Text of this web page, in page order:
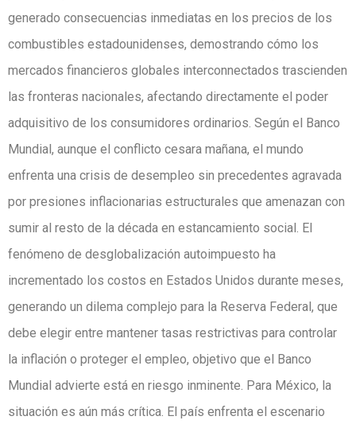
generado consecuencias inmediatas en los precios de los
combustibles estadounidenses, demostrando cómo los
mercados financieros globales interconnectados trascienden
las fronteras nacionales, afectando directamente el poder
adquisitivo de los consumidores ordinarios. Según el Banco
Mundial, aunque el conflicto cesara mañana, el mundo
enfrenta una crisis de desempleo sin precedentes agravada
por presiones inflacionarias estructurales que amenazan con
sumir al resto de la década en estancamiento social. El
fenómeno de desglobalización autoimpuesto ha
incrementado los costos en Estados Unidos durante meses,
generando un dilema complejo para la Reserva Federal, que
debe elegir entre mantener tasas restrictivas para controlar
la inflación o proteger el empleo, objetivo que el Banco
Mundial advierte está en riesgo inminente. Para México, la
situación es aún más crítica. El país enfrenta el escenario